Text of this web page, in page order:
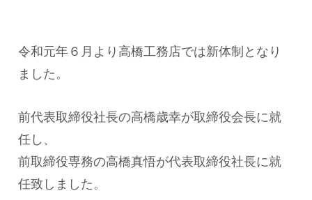
令和元年６月より高橋工務店では新体制となり
ました。
前代表取締役社長の高橋歳幸が取締役会長に就
任し、
前取締役専務の高橋真悟が代表取締役社長に就
任致しました。